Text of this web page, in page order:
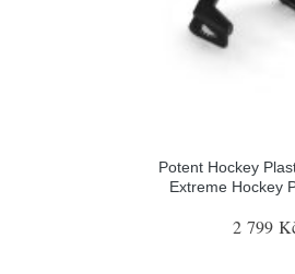
Potent Hockey
Extreme Hockey
2 799